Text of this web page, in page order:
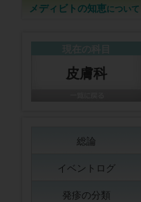
メディビトの知恵について
皮膚科
総論
イベントログ
発疹の分類